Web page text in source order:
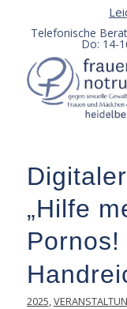
Telefonische
Do: 14-
„Hilfe
Pornos!
2025,